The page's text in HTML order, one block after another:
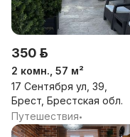
350 р.
2 комн., 57 м²
17 Сентября ул, 39,
Брест, Брестская обл.
Путешествия•